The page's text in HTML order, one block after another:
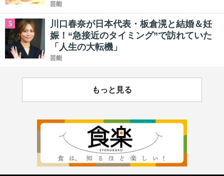
芸能
5
川口春奈が日本代表・板倉滉と結婚＆妊
娠！“急接近のタイミング”で訪れていた
「人生の大転機」
芸能
もっと見る